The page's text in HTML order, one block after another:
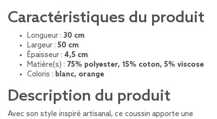
Caractéristiques du produit
Longueur : 30 cm
Largeur : 50 cm
Épaisseur : 4,5 cm
Matière(s) : 75% polyester, 15% coton, 5% viscose
Coloris : blanc, orange
Description du produit
Avec son style inspiré artisanal, ce coussin apporte une